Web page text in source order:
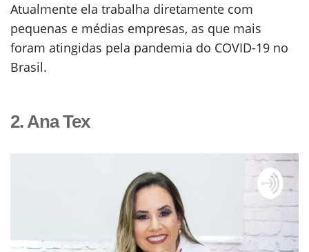
Atualmente ela trabalha diretamente com
pequenas e médias empresas, as que mais
foram atingidas pela pandemia do COVID-19 no
Brasil.
2. Ana Tex